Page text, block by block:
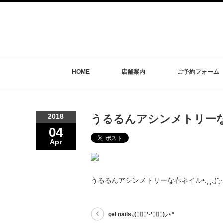
HOME 店舗案内 ご予約フォーム
2018
04
Apr
うるるんアシンメトリーな
うるるんアシンメトリーな春ネイル•.¸¸◟(˘͈ᵕ
gel nails⸜(๑⃙⃘’ᵕ’๑⃙⃘)⸝⋆*